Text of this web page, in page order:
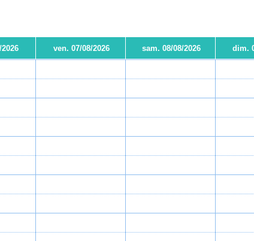
ven. 07/08/2026 sam. 08/08/2026 dim.